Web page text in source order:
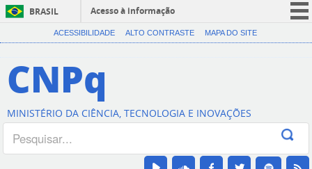
BRASIL
Acesso à informação
CORONAVÍRUS (COVID-19)
Canais
ACESSIBILIDADE ALTO CONTRASTE MAPA DO SITE
CNPq
MINISTÉRIO DA CIÊNCIA, TECNOLOGIA E INOVAÇÕES